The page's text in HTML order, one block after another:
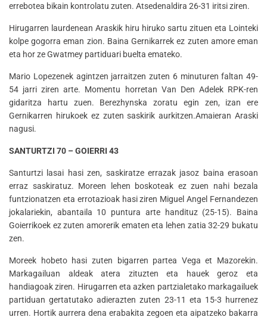
errebotea bikain kontrolatu zuten. Atsedenaldira 26-31 iritsi ziren.
Hirugarren laurdenean Araskik hiru hiruko sartu zituen eta Lointeki
kolpe gogorra eman zion. Baina Gernikarrek ez zuten amore eman
eta hor ze Gwatmey partiduari buelta emateko.
Mario Lopezenek agintzen jarraitzen zuten 6 minuturen faltan 49-
54 jarri ziren arte. Momentu horretan Van Den Adelek RPK-ren
gidaritza hartu zuen. Berezhynska zoratu egin zen, izan ere
Gernikarren hirukoek ez zuten saskirik aurkitzen.Amaieran Araski
nagusi.
SANTURTZI 70 – GOIERRI 43
Santurtzi lasai hasi zen, saskiratze errazak jasoz baina erasoan
erraz saskiratuz. Moreen lehen boskoteak ez zuen nahi bezala
funtzionatzen eta errotazioak hasi ziren Miguel Angel Fernandezen
jokalariekin, abantaila 10 puntura arte handituz (25-15). Baina
Goierrikoek ez zuten amorerik ematen eta lehen zatia 32-29 bukatu
zen.
Moreek hobeto hasi zuten bigarren partea Vega et Mazorekin.
Markagailuan aldeak atera zituzten eta hauek geroz eta
handiagoak ziren. Hirugarren eta azken partzialetako markagailuek
partiduan gertatutako adierazten zuten 23-11 eta 15-3 hurrenez
urren. Hortik aurrera dena erabakita zegoen eta aipatzeko bakarra